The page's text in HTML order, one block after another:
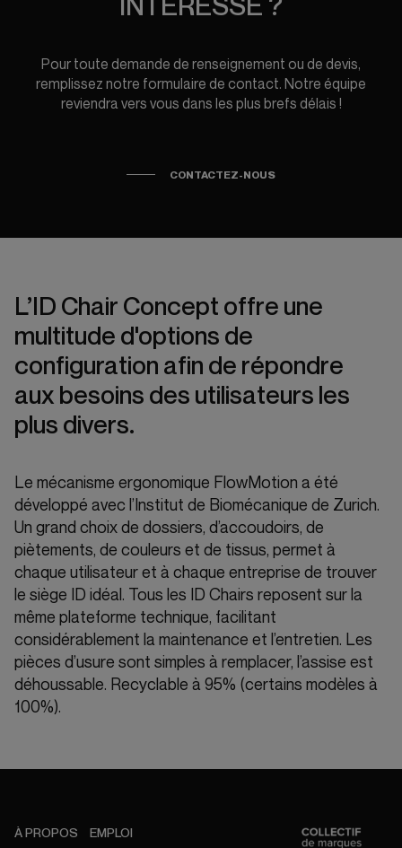
Pour toute demande de renseignement ou de devis,
remplissez notre formulaire de contact. Notre équipe
reviendra vers vous dans les plus brefs délais !
CONTACTEZ-NOUS
L’ID Chair Concept offre une
multitude d'options de
configuration afin de répondre
aux besoins des utilisateurs les
plus divers.
Le mécanisme ergonomique FlowMotion a été
développé avec l’Institut de Biomécanique de Zurich.
Un grand choix de dossiers, d’accoudoirs, de
piètements, de couleurs et de tissus, permet à
chaque utilisateur et à chaque entreprise de trouver
le siège ID idéal. Tous les ID Chairs reposent sur la
même plateforme technique, facilitant
considérablement la maintenance et l’entretien. Les
pièces d’usure sont simples à remplacer, l’assise est
déhoussable. Recyclable à 95% (certains modèles à
100%).
À PROPOS EMPLOI